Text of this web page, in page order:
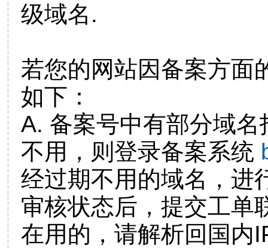
级域名.
若您的网站因备案方面
如下：
A. 备案号中有部分域
不用，则登录备案系统
经过期不用的域名，进
审核状态后，提交工单
在用的，请解析回国内